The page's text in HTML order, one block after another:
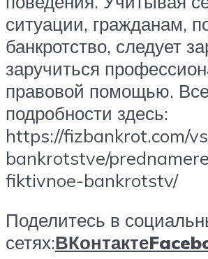
ситуации, гражданам,
банкротство, следует
заручиться
правовой помощью.
подробности здесь:
https://fizbankrot.com/
bankrotstve/
fiktivnoe-bankrotstv/
Поделитесь в
сетях:ВКонтакте